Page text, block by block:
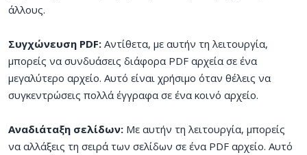
άλλους.
Συγχώνευση PDF: Αντίθετα, με αυτήν τη λειτουργία,
μπορείς να συνδυάσεις διάφορα PDF αρχεία σε ένα
μεγαλύτερο αρχείο. Αυτό είναι χρήσιμο όταν θέλεις να
συγκεντρώσεις πολλά έγγραφα σε ένα κοινό αρχείο.
Αναδιάταξη σελίδων: Με αυτήν τη λειτουργία, μπορείς
να αλλάξεις τη σειρά των σελίδων σε ένα PDF αρχείο. Αυτό